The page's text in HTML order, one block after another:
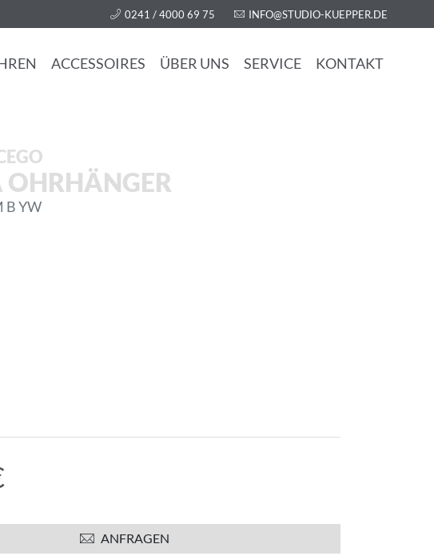
0241 / 4000 69 75 INFO@STUDIO-KUEPPER.DE
ACCESSOIRES ÜBER UNS SERVICE KONTAKT
OHRHÄNGER
B YW
ANFRAGEN